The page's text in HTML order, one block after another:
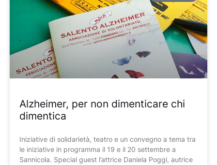
Alzheimer, per non dimenticare chi
dimentica
Iniziative di solidarietà, teatro e un convegno a tema tra
le iniziative in programma il 19 e il 20 settembre a
Sannicola. Special guest l’attrice Daniela Poggi, autrice